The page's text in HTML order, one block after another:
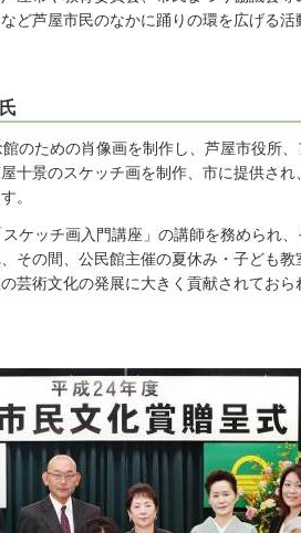
ど芦屋市民のなかに踊りの環を広げる活
のための肖像画を制作し、芦屋市役所
十景のスケッチ画を制作、市に提供さ
。
ケッチ画入門講座」の講師を務められ
その間、公民館主催の夏休み・子ども
芸術文化の発展に大きく貢献されておら